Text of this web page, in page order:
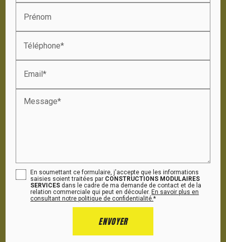
Prénom
Téléphone*
Email*
Message*
En soumettant ce formulaire, j'accepte que les informations
saisies soient traitées par CONSTRUCTIONS MODULAIRES
SERVICES dans le cadre de ma demande de contact et de la
relation commerciale qui peut en découler.En savoir plus en
consultant notre politique de confidentialité.*